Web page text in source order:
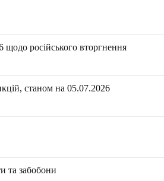
російського вторгнення
станом на 05.07.2026​
та забобони